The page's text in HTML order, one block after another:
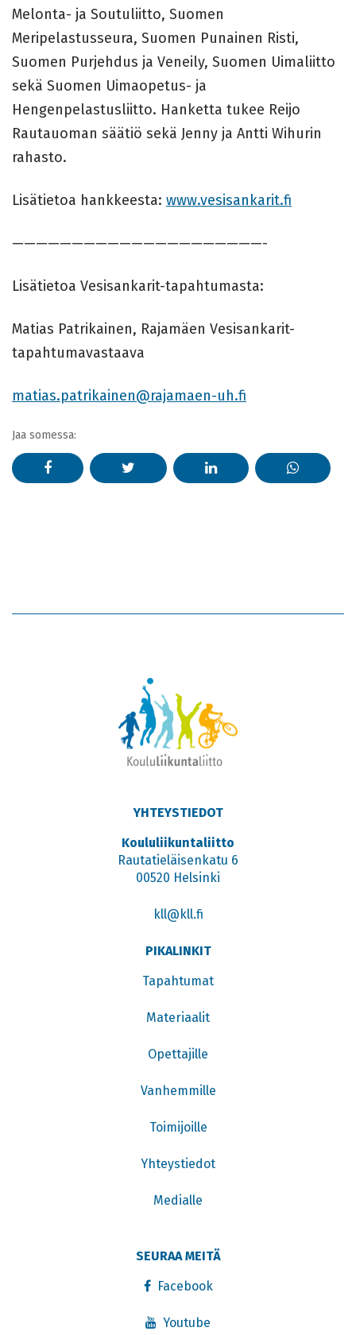
Melonta- ja Soutuliitto, Suomen
Meripelastusseura, Suomen Punainen Risti,
Suomen Purjehdus ja Veneily, Suomen Uimaliitto
sekä Suomen Uimaopetus- ja
Hengenpelastusliitto. Hanketta tukee Reijo
Rautauoman säätiö sekä Jenny ja Antti Wihurin
rahasto.
Lisätietoa hankkeesta: www.vesisankarit.fi
—————————————————————-
Lisätietoa Vesisankarit-tapahtumasta:
Matias Patrikainen, Rajamäen Vesisankarit-
tapahtumavastaava
matias.patrikainen@rajamaen-uh.fi
Jaa somessa:
YHTEYSTIEDOT
Koululiikuntaliitto
Rautatieläisenkatu 6
00520 Helsinki
kll@kll.fi
PIKALINKIT
Tapahtumat
Materiaalit
Opettajille
Vanhemmille
Toimijoille
Yhteystiedot
Medialle
SEURAA MEITÄ
Facebook
Youtube